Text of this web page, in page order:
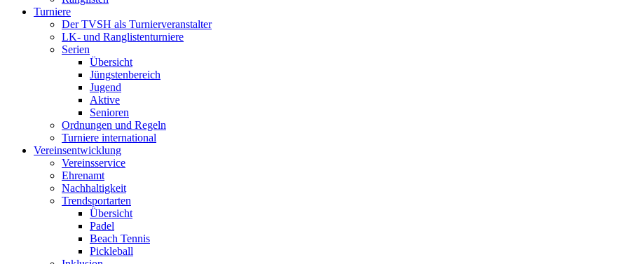
Turniere
Der TVSH als Turnierveranstalter
LK- und Ranglistenturniere
Serien
Übersicht
Jüngstenbereich
Jugend
Aktive
Senioren
Ordnungen und Regeln
Turniere international
Vereinsentwicklung
Vereinsservice
Ehrenamt
Nachhaltigkeit
Trendsportarten
Übersicht
Padel
Beach Tennis
Pickleball